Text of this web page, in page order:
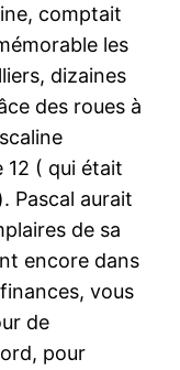
comptait
les
dizaines
des roues à
12 ( qui était
Pascal aurait
de sa
encore dans
vous
de
pour